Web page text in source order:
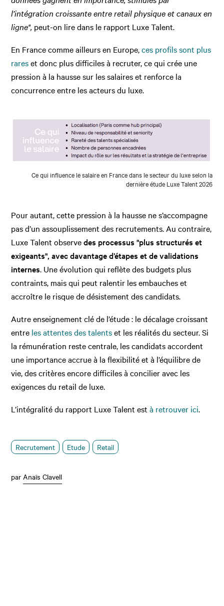
l’intégration croissante entre retail physique et canaux en
ligne", peut-on lire dans le rapport Luxe Talent.
En France comme ailleurs en Europe,ces profils sont plus
rareset donc plus difficiles à recruter, ce qui crée une
pression à la hausse sur les salaires et renforce la
concurrence entre les acteurs du luxe.
Ce qui influence le salaire en France dans le secteur du luxe selon la
dernière étude Luxe Talent 2026
Pour autant, cette pression à la hausse ne s’accompagne
pas d’un assouplissement des recrutements. Au contraire,
Luxe Talent observedes processus "plus structurés et
exigeants", avec davantage d’étapes et de validations
internes. Une évolution qui reflète des budgets plus
contraints, mais qui peut ralentir les embauches et
accroître le risque de désistement des candidats.
Autre enseignement clé de l’étude : le décalage croissant
entre les attentes des talentset les réalités du secteur. Si
la rémunération reste centrale, les candidats accordent
une importance accrue à la flexibilité et à l’équilibre de
vie, des critères encore difficiles à concilier avec les
exigences du retail de luxe.
L’intégralité du rapport Luxe Talent està retrouver ici.
Recrutement Etude Retail
parAnaïs Clavell